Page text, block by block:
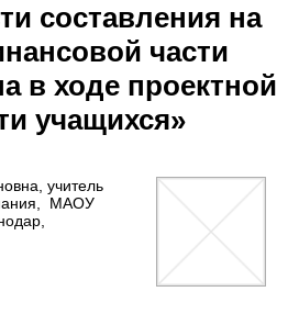
составления на
части
в ходе проектной
учащихся»
учитель
МАОУ